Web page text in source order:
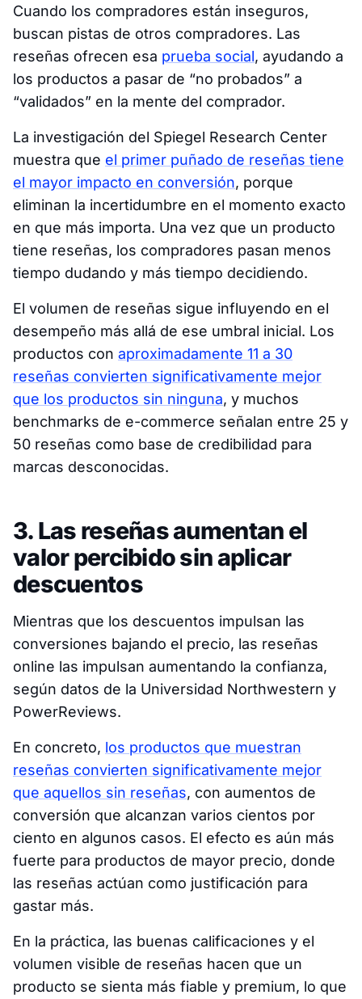
Cuando los compradores están inseguros,
buscan pistas de otros compradores. Las
reseñas ofrecen esa prueba social, ayudando a
los productos a pasar de “no probados” a
“validados” en la mente del comprador.
La investigación del Spiegel Research Center
muestra que el primer puñado de reseñas tiene
el mayor impacto en conversión, porque
eliminan la incertidumbre en el momento exacto
en que más importa. Una vez que un producto
tiene reseñas, los compradores pasan menos
tiempo dudando y más tiempo decidiendo.
El volumen de reseñas sigue influyendo en el
desempeño más allá de ese umbral inicial. Los
productos con aproximadamente 11 a 30
reseñas convierten significativamente mejor
que los productos sin ninguna, y muchos
benchmarks de e-commerce señalan entre 25 y
50 reseñas como base de credibilidad para
marcas desconocidas.
3. Las reseñas aumentan el
valor percibido sin aplicar
descuentos
Mientras que los descuentos impulsan las
conversiones bajando el precio, las reseñas
online las impulsan aumentando la confianza,
según datos de la Universidad Northwestern y
PowerReviews.
En concreto, los productos que muestran
reseñas convierten significativamente mejor
que aquellos sin reseñas, con aumentos de
conversión que alcanzan varios cientos por
ciento en algunos casos. El efecto es aún más
fuerte para productos de mayor precio, donde
las reseñas actúan como justificación para
gastar más.
En la práctica, las buenas calificaciones y el
volumen visible de reseñas hacen que un
producto se sienta más fiable y premium, lo que